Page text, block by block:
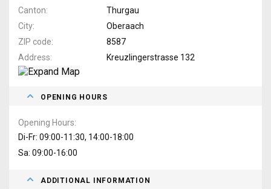
Canton
Thurgau
City
Oberaach
ZIP code
8587
Address
Kreuzlingerstrasse 132
OPENING HOURS
Opening Hours
Di-Fr: 09:00-11:30, 14:00-18:00
Sa: 09:00-16:00
ADDITIONAL INFORMATION